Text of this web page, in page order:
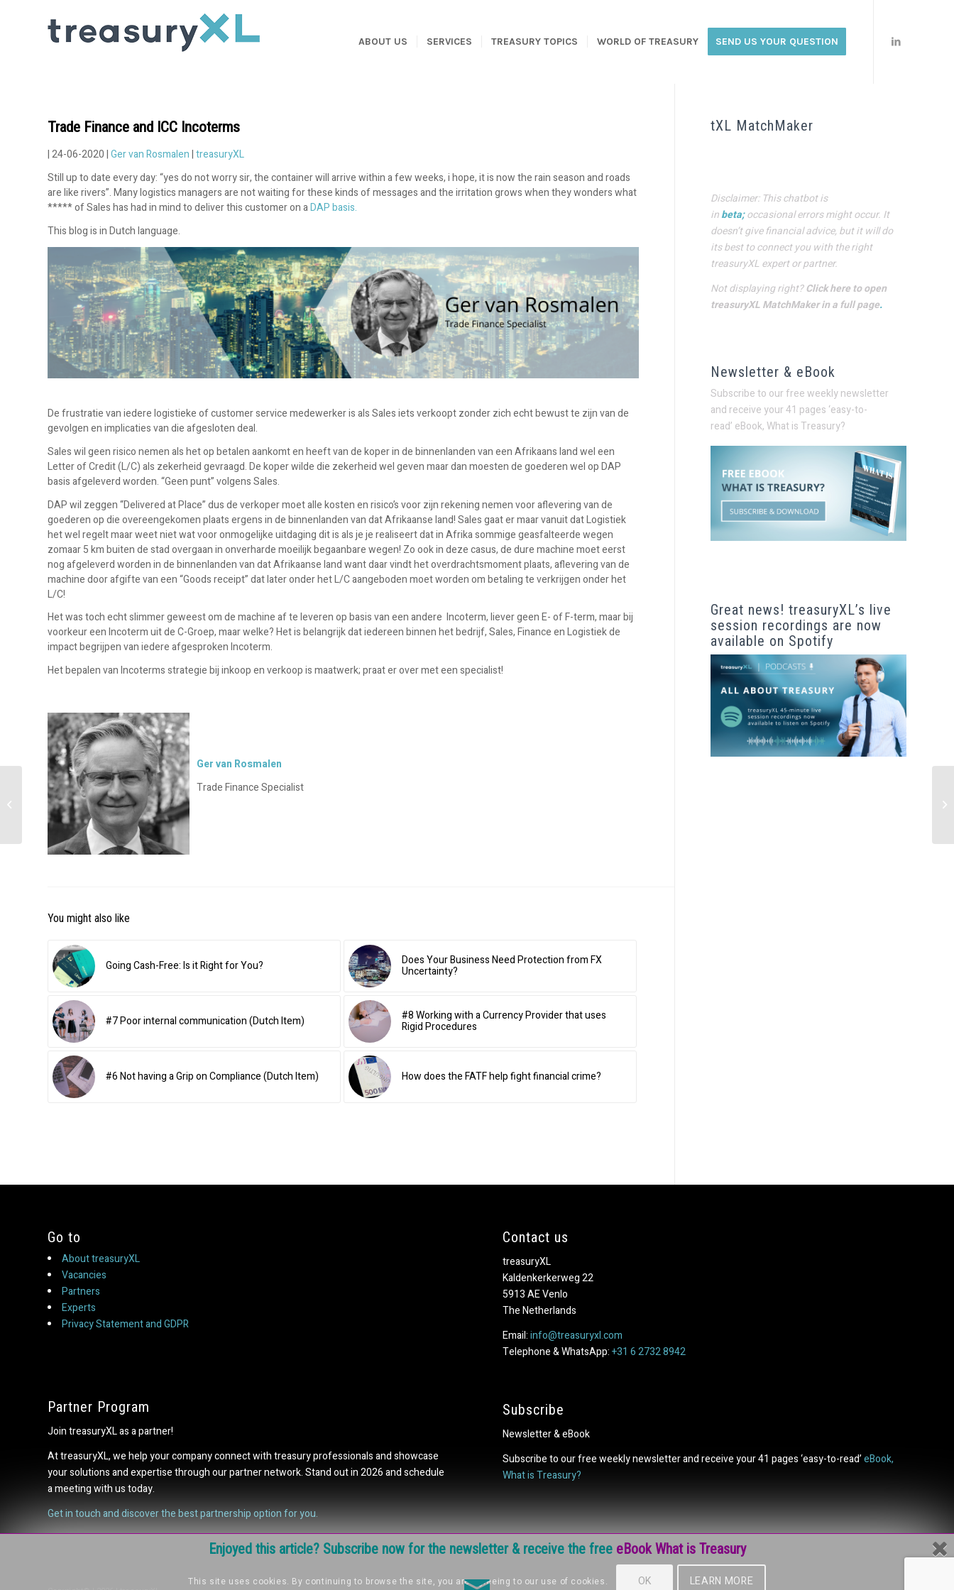
Enjoyed this article? Subscribe now for the newsletter & receive the free eBook What is Treasury
ABOUT US SERVICES TREASURY TOPICS WORLD OF TREASURY SEND US YOUR QUESTION
Trade Finance and ICC Incoterms
| 24-06-2020 |Ger van Rosmalen|treasuryXL
Still up to date every day: “yes do not worry sir, the container will arrive within a few weeks, i hope, it is now the rain season and roads
are like rivers”. Many logistics managers are not waiting for these kinds of messages and the irritation grows when they wonders what
***** of Sales has had in mind to deliver this customer on aDAP basis.
This blog is in Dutch language.
De frustratie van iedere logistieke of customer service medewerker is als Sales iets verkoopt zonder zich echt bewust te zijn van de
gevolgen en implicaties van die afgesloten deal.
Sales wil geen risico nemen als het op betalen aankomt en heeft van de koper in de binnenlanden van een Afrikaans land wel een
Letter of Credit (L/C) als zekerheid gevraagd. De koper wilde die zekerheid wel geven maar dan moesten de goederen wel op DAP
basis afgeleverd worden. “Geen punt” volgens Sales.
DAP wil zeggen “Delivered at Place” dus de verkoper moet alle kosten en risico’s voor zijn rekening nemen voor aflevering van de
goederen op die overeengekomen plaats ergens in de binnenlanden van dat Afrikaanse land! Sales gaat er maar vanuit dat Logistiek
het wel regelt maar weet niet wat voor onmogelijke uitdaging dit is als je je realiseert dat in Afrika sommige geasfalteerde wegen
zomaar 5 km buiten de stad overgaan in onverharde moeilijk begaanbare wegen! Zo ook in deze casus, de dure machine moet eerst
nog afgeleverd worden in de binnenlanden van dat Afrikaanse land want daar vindt het overdrachtsmoment plaats, aflevering van de
machine door afgifte van een “Goods receipt” dat later onder het L/C aangeboden moet worden om betaling te verkrijgen onder het
L/C!
Het was toch echt slimmer geweest om de machine af te leveren op basis van een andere Incoterm, liever geen E- of F-term, maar bij
voorkeur een Incoterm uit de C-Groep, maar welke? Het is belangrijk dat iedereen binnen het bedrijf, Sales, Finance en Logistiek de
impact begrijpen van iedere afgesproken Incoterm.
Het bepalen van Incoterms strategie bij inkoop en verkoop is maatwerk; praat er over met een specialist!
Ger van Rosmalen
Trade Finance Specialist
You might also like
Going Cash-Free: Is it Right for You? Does Your Business Need Protection from FX
Uncertainty?
#7 Poor internal communication (Dutch Item) #8 Working with a Currency Provider that uses
Rigid Procedures
#6 Not having a Grip on Compliance (Dutch Item) How does the FATF help fight financial crime?
tXL MatchMaker
Disclaimer: This chatbot is
inbeta;occasional errors might occur. It
doesn’t give financial advice, but it will do
its best to connect you with the right
treasuryXL expert or partner.
Not displaying right?Click here to open
treasuryXL MatchMaker in a full page.
Newsletter & eBook
Subscribe to our free weekly newsletter
and receive your 41 pages ‘easy-to-
read’ eBook, What is Treasury?
Great news! treasuryXL’s live
session recordings are now
available on Spotify
Go to
About treasuryXL
Vacancies
Partners
Experts
Privacy Statement and GDPR
Partner Program
Join treasuryXL as a partner!
At treasuryXL, we help your company connect with treasury professionals and showcase
your solutions and expertise through our partner network. Stand out in 2026 and schedule
a meeting with us today.
Get in touch and discover the best partnership option for you.
Contact us
treasuryXL
Kaldenkerkerweg 22
5913 AE Venlo
The Netherlands
Email:info@treasuryxl.com
Telephone & WhatsApp:+31 6 2732 8942
Subscribe
Newsletter & eBook
Subscribe to our free weekly newsletter and receive your 41 pages ‘easy-to-read’eBook,
What is Treasury?
Meet our Experts –
Interview Olivier
Werlingshoff
This site uses cookies. By continuing to browse the site, you are agreeing to our use of cookies. OK LEARN MORE